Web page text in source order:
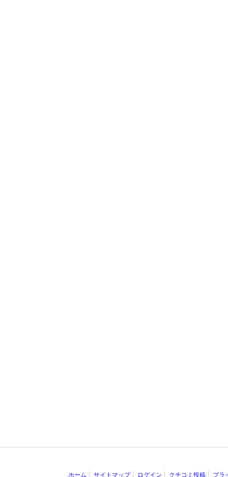
ホーム サイトマップ ログイン クチコミ投稿 プラ